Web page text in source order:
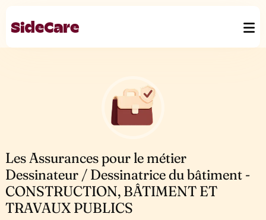
Les Assurances pour le métier
Dessinateur / Dessinatrice du bâtiment -
CONSTRUCTION, BÂTIMENT ET
TRAVAUX PUBLICS